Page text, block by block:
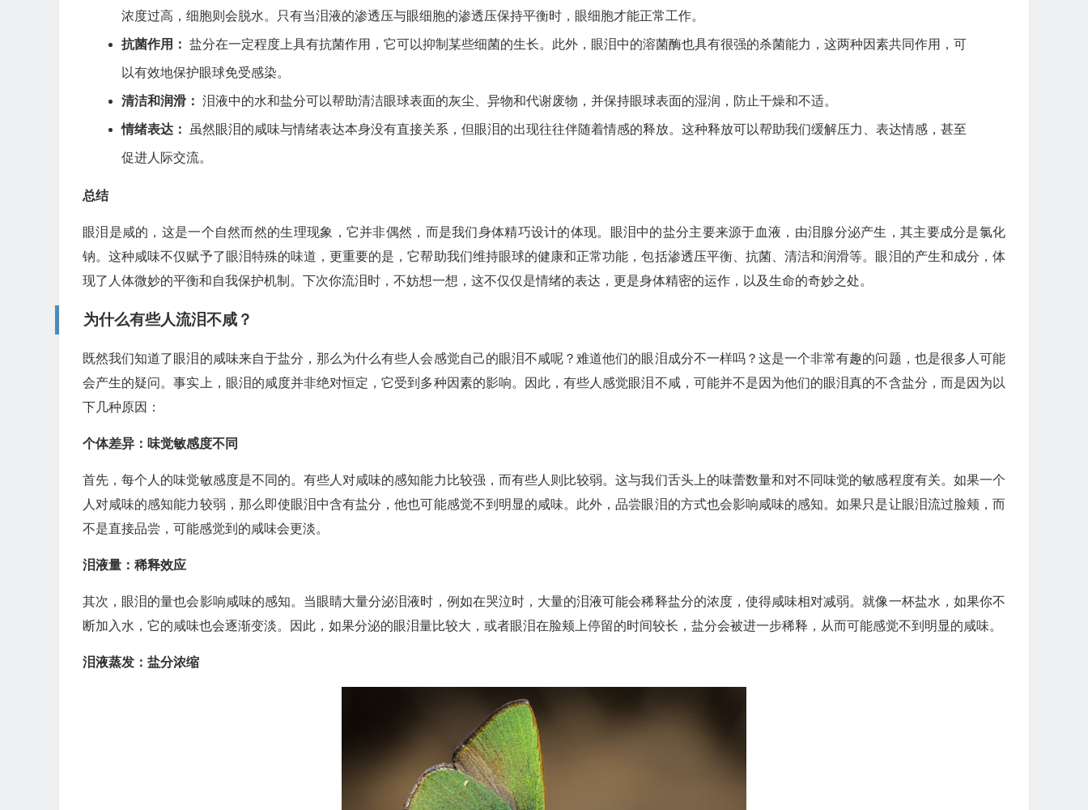
浓度过高，细胞则会脱水。只有当泪液的渗透压与眼细胞的渗透压保持平衡时，眼细胞才能正常工作。
抗菌作用： 盐分在一定程度上具有抗菌作用，它可以抑制某些细菌的生长。此外，眼泪中的溶菌酶也具有很强的杀菌能力，这两种因素共同作用，可
以有效地保护眼球免受感染。
清洁和润滑： 泪液中的水和盐分可以帮助清洁眼球表面的灰尘、异物和代谢废物，并保持眼球表面的湿润，防止干燥和不适。
情绪表达： 虽然眼泪的咸味与情绪表达本身没有直接关系，但眼泪的出现往往伴随着情感的释放。这种释放可以帮助我们缓解压力、表达情感，甚至
促进人际交流。
总结
眼泪是咸的，这是一个自然而然的生理现象，它并非偶然，而是我们身体精巧设计的体现。眼泪中的盐分主要来源于血液，由泪腺分泌产生，其主要成分是氯化
钠。这种咸味不仅赋予了眼泪特殊的味道，更重要的是，它帮助我们维持眼球的健康和正常功能，包括渗透压平衡、抗菌、清洁和润滑等。眼泪的产生和成分，体
现了人体微妙的平衡和自我保护机制。下次你流泪时，不妨想一想，这不仅仅是情绪的表达，更是身体精密的运作，以及生命的奇妙之处。
为什么有些人流泪不咸？
既然我们知道了眼泪的咸味来自于盐分，那么为什么有些人会感觉自己的眼泪不咸呢？难道他们的眼泪成分不一样吗？这是一个非常有趣的问题，也是很多人可能
会产生的疑问。事实上，眼泪的咸度并非绝对恒定，它受到多种因素的影响。因此，有些人感觉眼泪不咸，可能并不是因为他们的眼泪真的不含盐分，而是因为以
下几种原因：
个体差异：味觉敏感度不同
首先，每个人的味觉敏感度是不同的。有些人对咸味的感知能力比较强，而有些人则比较弱。这与我们舌头上的味蕾数量和对不同味觉的敏感程度有关。如果一个
人对咸味的感知能力较弱，那么即使眼泪中含有盐分，他也可能感觉不到明显的咸味。此外，品尝眼泪的方式也会影响咸味的感知。如果只是让眼泪流过脸颊，而
不是直接品尝，可能感觉到的咸味会更淡。
泪液量：稀释效应
其次，眼泪的量也会影响咸味的感知。当眼睛大量分泌泪液时，例如在哭泣时，大量的泪液可能会稀释盐分的浓度，使得咸味相对减弱。就像一杯盐水，如果你不
断加入水，它的咸味也会逐渐变淡。因此，如果分泌的眼泪量比较大，或者眼泪在脸颊上停留的时间较长，盐分会被进一步稀释，从而可能感觉不到明显的咸味。
泪液蒸发：盐分浓缩